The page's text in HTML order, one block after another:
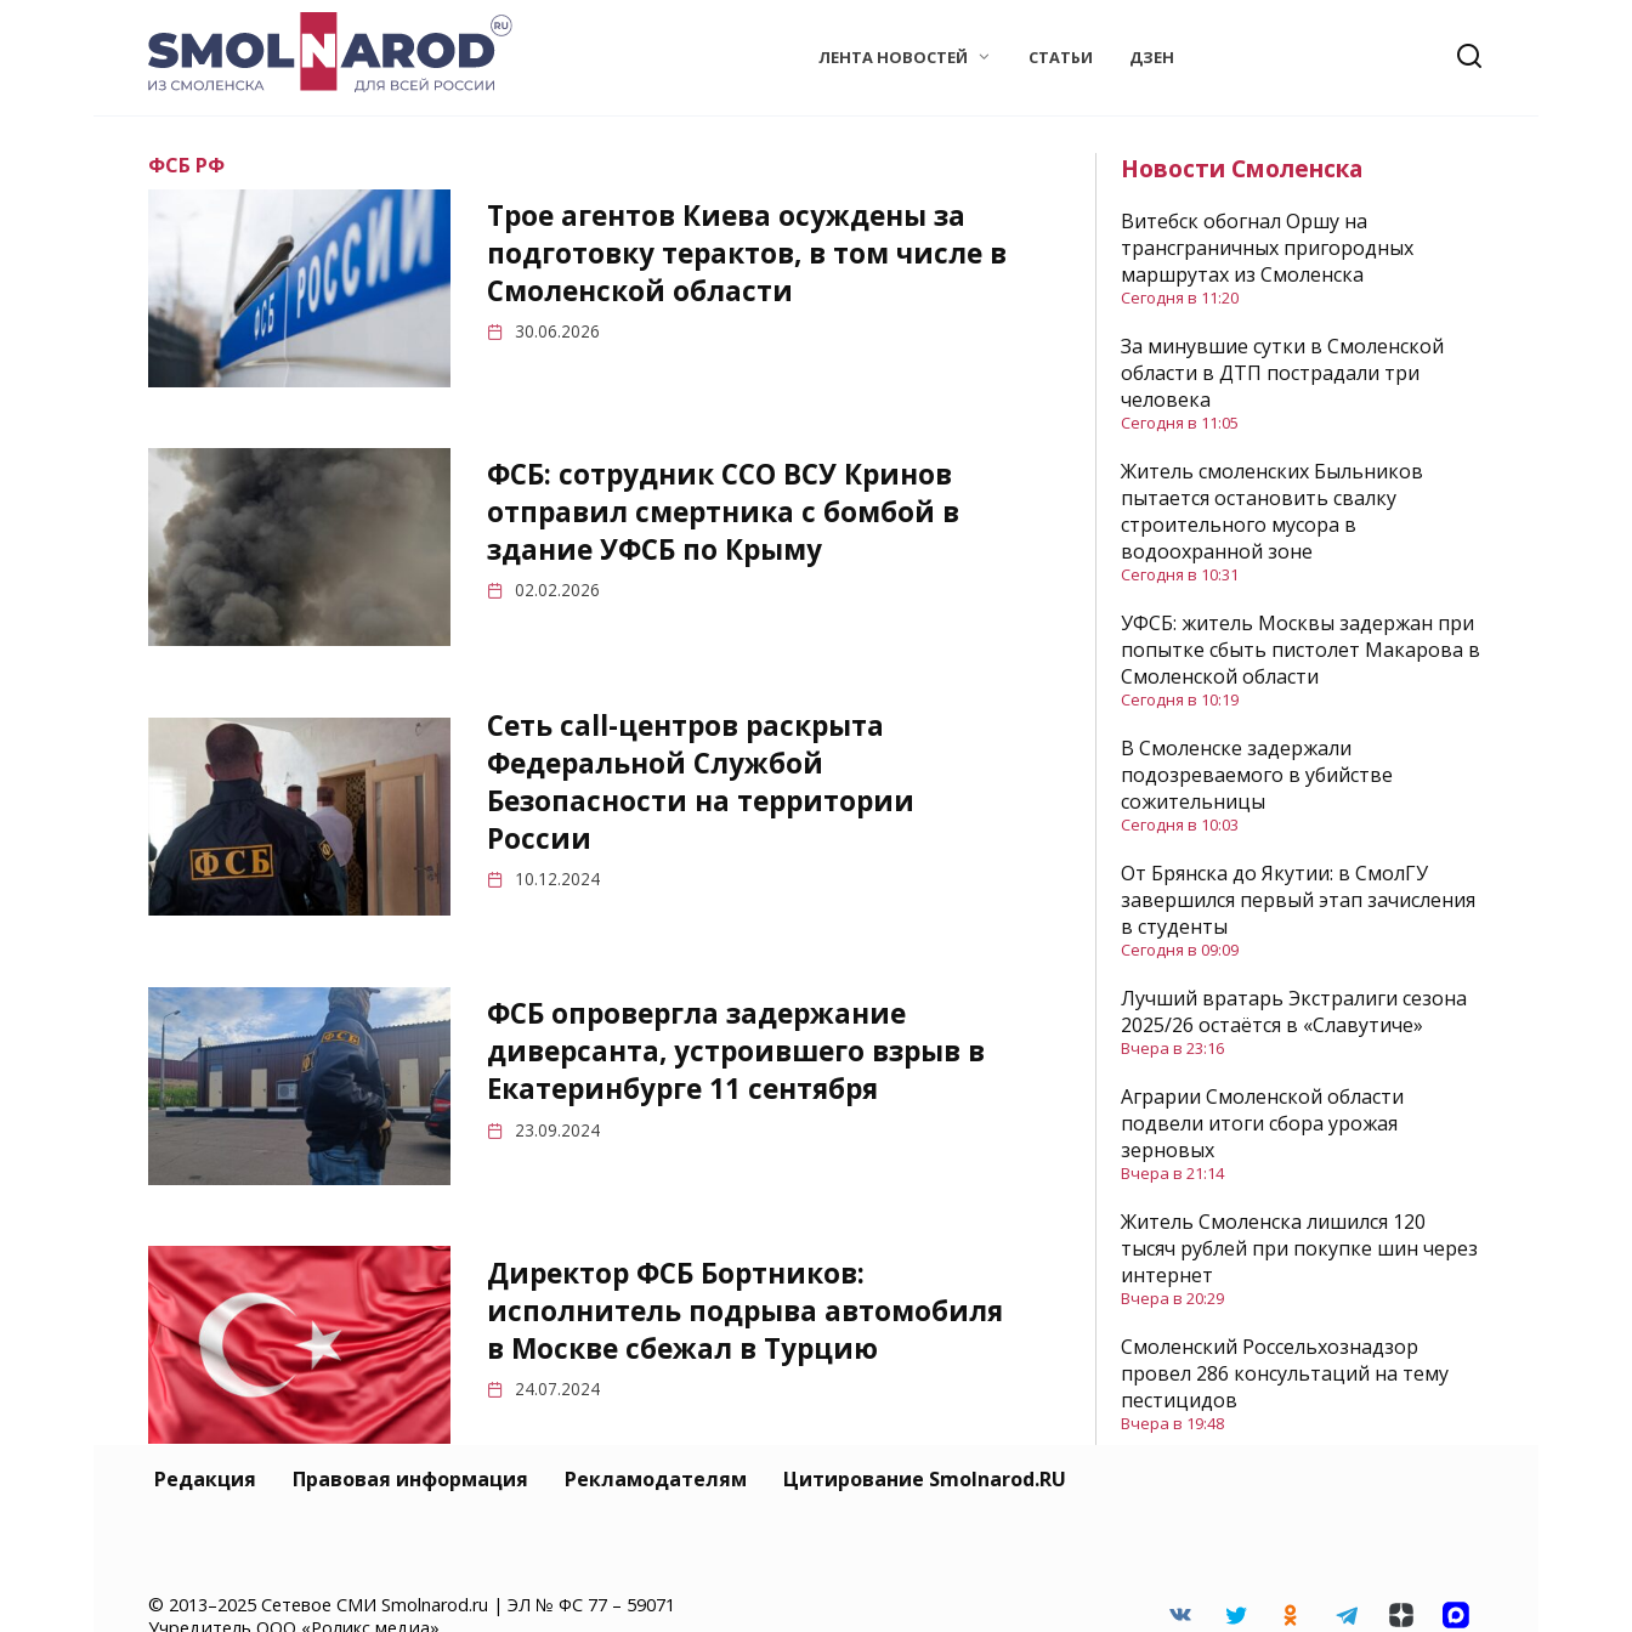
ЛЕНТА НОВОСТЕЙ СТАТЬИ ДЗЕН
ФСБ РФ
Трое агентов Киева осуждены за
подготовку терактов, в том числе в
Смоленской области
30.06.2026
ФСБ: сотрудник ССО ВСУ Кринов
отправил смертника с бомбой в
здание УФСБ по Крыму
02.02.2026
Сеть call-центров раскрыта
Федеральной Службой
Безопасности на территории
России
10.12.2024
ФСБ опровергла задержание
диверсанта, устроившего взрыв в
Екатеринбурге 11 сентября
23.09.2024
Директор ФСБ Бортников:
исполнитель подрыва автомобиля
в Москве сбежал в Турцию
24.07.2024
самолет
Новости Смоленска
Витебск обогнал Оршу на
трансграничных пригородных
маршрутах из Смоленска
Сегодня в 11:20
За минувшие сутки в Смоленской
области в ДТП пострадали три
человека
Сегодня в 11:05
Житель смоленских Быльников
пытается остановить свалку
строительного мусора в
водоохранной зоне
Сегодня в 10:31
УФСБ: житель Москвы задержан при
попытке сбыть пистолет Макарова в
Смоленской области
Сегодня в 10:19
В Смоленске задержали
подозреваемого в убийстве
сожительницы
Сегодня в 10:03
От Брянска до Якутии: в СмолГУ
завершился первый этап зачисления
в студенты
Сегодня в 09:09
Лучший вратарь Экстралиги сезона
2025/26 остаётся в «Славутиче»
Вчера в 23:16
Аграрии Смоленской области
подвели итоги сбора урожая
зерновых
Вчера в 21:14
Житель Смоленска лишился 120
тысяч рублей при покупке шин через
интернет
Вчера в 20:29
Смоленский Россельхознадзор
провел 286 консультаций на тему
пестицидов
Вчера в 19:48
Читайте нас в Дзене
Редакция Правовая информация Рекламодателям Цитирование Smolnarod.RU
© 2013–2025 Сетевое СМИ Smolnarod.ru | ЭЛ № ФС 77 – 59071